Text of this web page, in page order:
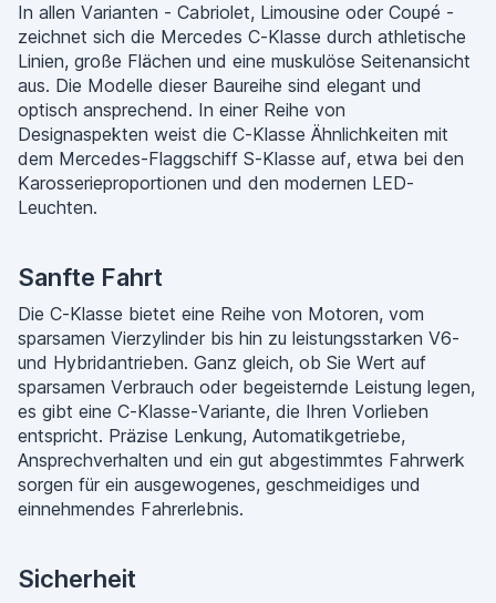
In allen Varianten - Cabriolet, Limousine oder Coupé -
zeichnet sich die Mercedes C-Klasse durch athletische
Linien, große Flächen und eine muskulöse Seitenansicht
aus. Die Modelle dieser Baureihe sind elegant und
optisch ansprechend. In einer Reihe von
Designaspekten weist die C-Klasse Ähnlichkeiten mit
dem Mercedes-Flaggschiff S-Klasse auf, etwa bei den
Karosserieproportionen und den modernen LED-
Leuchten.
Sanfte Fahrt
Die C-Klasse bietet eine Reihe von Motoren, vom
sparsamen Vierzylinder bis hin zu leistungsstarken V6-
und Hybridantrieben. Ganz gleich, ob Sie Wert auf
sparsamen Verbrauch oder begeisternde Leistung legen,
es gibt eine C-Klasse-Variante, die Ihren Vorlieben
entspricht. Präzise Lenkung, Automatikgetriebe,
Ansprechverhalten und ein gut abgestimmtes Fahrwerk
sorgen für ein ausgewogenes, geschmeidiges und
einnehmendes Fahrerlebnis.
Sicherheit